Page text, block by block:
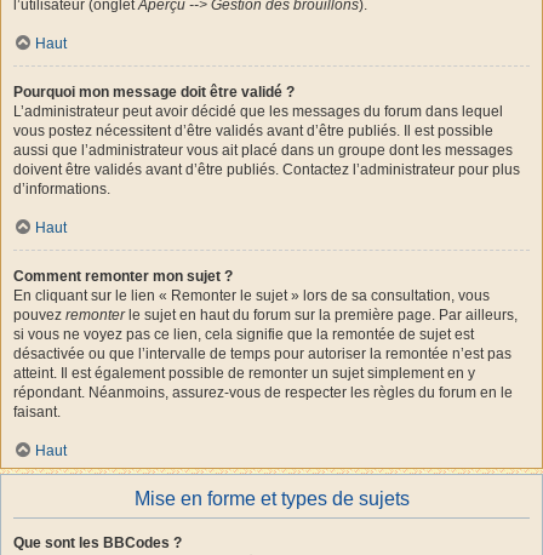
l’utilisateur (ongletAperçu --> Gestion des brouillons).
Haut
Pourquoi mon message doit être validé ?
L’administrateur peut avoir décidé que les messages du forum dans lequel
vous postez nécessitent d’être validés avant d’être publiés. Il est possible
aussi que l’administrateur vous ait placé dans un groupe dont les messages
doivent être validés avant d’être publiés. Contactez l’administrateur pour plus
d’informations.
Haut
Comment remonter mon sujet ?
En cliquant sur le lien « Remonter le sujet » lors de sa consultation, vous
pouvez remonterle sujet en haut du forum sur la première page. Par ailleurs,
si vous ne voyez pas ce lien, cela signifie que la remontée de sujet est
désactivée ou que l’intervalle de temps pour autoriser la remontée n’est pas
atteint. Il est également possible de remonter un sujet simplement en y
répondant. Néanmoins, assurez-vous de respecter les règles du forum en le
faisant.
Haut
Mise en forme et types de sujets
Que sont les BBCodes ?